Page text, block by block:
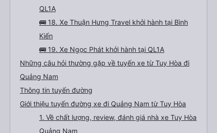
QL1A
🚌 18. Xe Thuận Hưng Travel khởi hành tại Bình
Kiến
🚌 19. Xe Ngọc Phát khởi hành tại QL1A
Những câu hỏi thường gặp về tuyến xe từ Tuy Hòa đi
Quảng Nam
Thông tin tuyến đường
Giới thiệu tuyến đường xe đi Quảng Nam từ Tuy Hòa
1. Về chất lượng, review, đánh giá nhà xe Tuy Hòa
Quảng Nam